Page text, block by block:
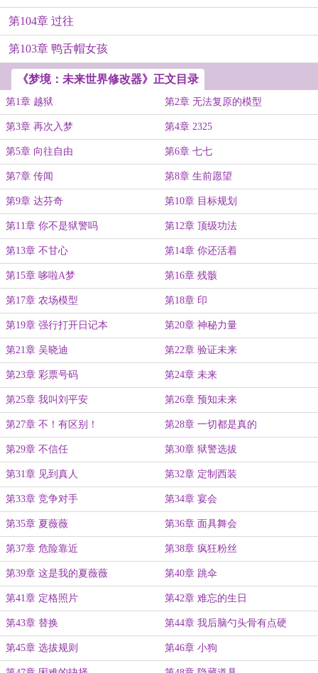
第104章 过往
第103章 鸭舌帽女孩
《梦境：未来世界修改器》正文目录
第1章 越狱 第2章 无法复原的模型
第3章 再次入梦 第4章 2325
第5章 向往自由 第6章 七七
第7章 传闻 第8章 生前愿望
第9章 达芬奇 第10章 目标规划
第11章 你不是狱警吗 第12章 顶级功法
第13章 不甘心 第14章 你还活着
第15章 哆啦A梦 第16章 残骸
第17章 农场模型 第18章 印
第19章 强行打开日记本 第20章 神秘力量
第21章 吴晓迪 第22章 验证未来
第23章 彩票号码 第24章 未来
第25章 我叫刘平安 第26章 预知未来
第27章 不！有区别！ 第28章 一切都是真的
第29章 不信任 第30章 狱警选拔
第31章 见到真人 第32章 定制西装
第33章 竞争对手 第34章 宴会
第35章 夏薇薇 第36章 面具舞会
第37章 危险靠近 第38章 疯狂粉丝
第39章 这是我的夏薇薇 第40章 跳伞
第41章 定格照片 第42章 难忘的生日
第43章 替换 第44章 我后脑勺头骨有点硬
第45章 选拔规则 第46章 小狗